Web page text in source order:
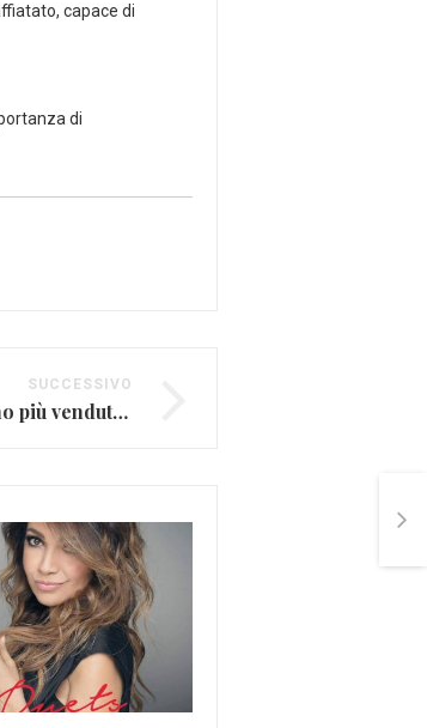
capace di
di
SUCCESSIVO
Roma Bangkok è il singolo italiano più venduto degli ultimi dieci anni